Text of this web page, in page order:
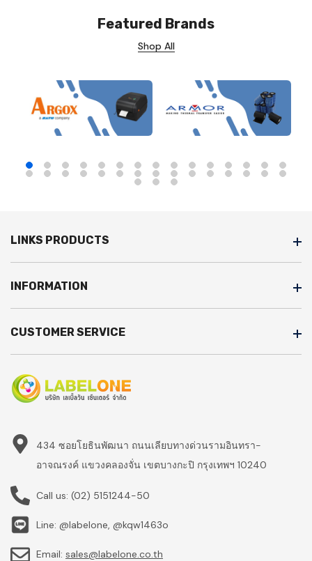
Featured Brands
Shop All
LINKS PRODUCTS
INFORMATION
CUSTOMER SERVICE
434 ซอยโยธินพัฒนา ถนนเลียบทางด่วนรามอินทรา-
อาจณรงค์ แขวงคลองจั่น เขตบางกะปิ กรุงเทพฯ 10240
Call us: (02) 5151244-50
Line: @labelone, @kqw1463o
Email: sales@labelone.co.th